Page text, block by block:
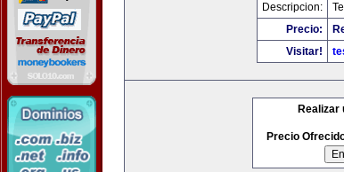
Descripcion:
Precio:
Visitar!
Realizar
Precio